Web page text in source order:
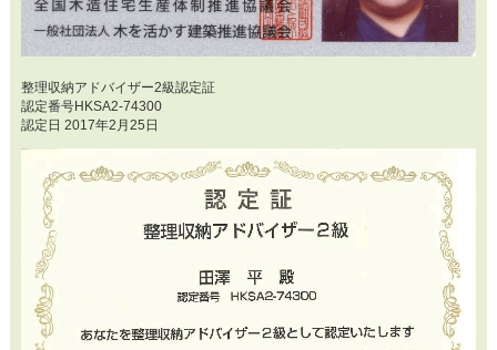
整理収納アドバイザー2級認定証
認定番号HKSA2-74300
認定日 2017年2月25日